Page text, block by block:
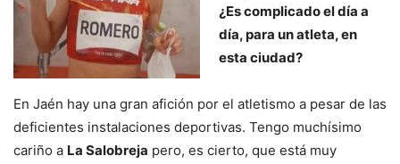
¿Es complicado el día a
día, para un atleta, en
esta ciudad?
En Jaén hay una gran afición por el atletismo a pesar de las
deficientes instalaciones deportivas. Tengo muchísimo
cariño a La Salobreja pero, es cierto, que está muy